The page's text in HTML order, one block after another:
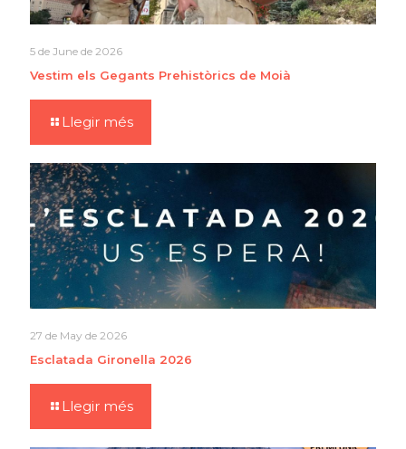
5 de June de 2026
Vestim els Gegants Prehistòrics de Moià
Llegir més
27 de May de 2026
Esclatada Gironella 2026
Llegir més